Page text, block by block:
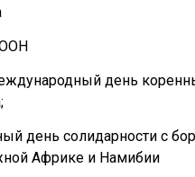
день
день солидарности с
Африке и Намибии